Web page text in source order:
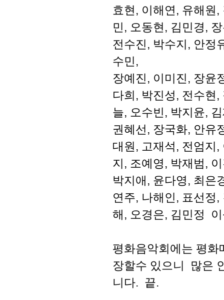
효현, 이해연, 유해원
민, 오동현, 김민경,
전수진, 박수지, 안정
수민,
장예진, 이미진, 장윤
다희, 박진성, 전수현
늘, 오수빈, 박지윤,
권혜선, 장국화, 안유
대원, 고재석, 전엄지
지, 조예영, 박재범,
박지애, 윤다영, 최은
연주, 나해인, 표선정
해, 오경은, 김민정
평화음악회에는 평화
장할수 있으니 많은
니다. 끝.